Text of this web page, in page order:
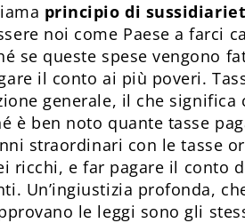
principio di
noi come Paese a farci
se queste spese vengono
il conto ai più poveri.
generale, il che
è ben noto quante tasse
straordinari con le tasse
ricchi, e far pagare il conto
Un’ingiustizia profonda,
le leggi sono gli